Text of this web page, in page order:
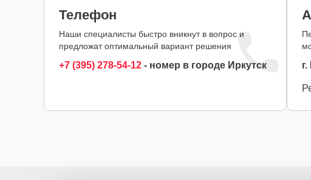
Телефон
Наши специалисты быстро вникнут в вопрос и
предложат оптимальный вариант решения
+7 (395) 278-54-12 - номер в городе Иркутск